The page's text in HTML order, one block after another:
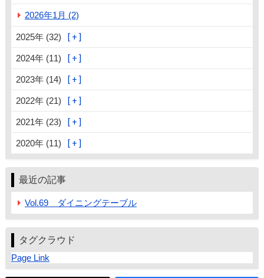
2026年1月 (2)
2025年 (32)
2024年 (11)
2023年 (14)
2022年 (21)
2021年 (23)
2020年 (11)
最近の記事
Vol.69 ダイニングテーブル
タグクラウド
Page Link